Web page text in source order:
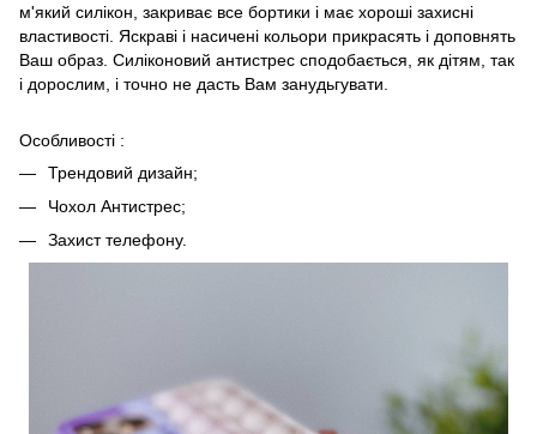
м'який силікон, закриває все бортики і має хороші захисні
властивості. Яскраві і насичені кольори прикрасять і доповнять
Ваш образ. Силіконовий антистрес сподобається, як дітям, так
і дорослим, і точно не дасть Вам занудьгувати.
Особливості :
Трендовий дизайн;
Чохол Антистрес;
Захист телефону.